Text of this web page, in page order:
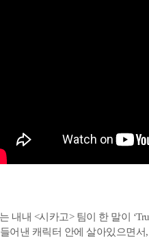
내내 <시카고> 팀이 한 말이
어낸 캐릭터 안에 살아있으면